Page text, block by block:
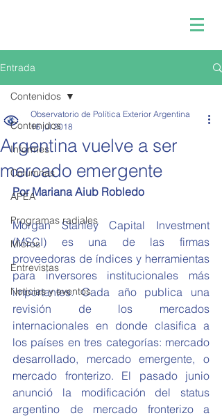
Entrada
Contenidos
Informes
Columnas
APEA
Programas radiales
Micros
Entrevistas
Noticias y eventos
Contenidos
Argentina vuelve a ser
mercado emergente
Observatorio de Política Exterior Argentina
16 jul 2018
Por Mariana Aiub Robledo
Morgan Stanley Capital Investment
(MSCI) es una de las firmas
proveedoras de índices y herramientas
para inversores institucionales más
importantes. Cada año publica una
revisión de los mercados
internacionales en donde clasifica a
los países en tres categorías: mercado
desarrollado, mercado emergente, o
mercado fronterizo. El pasado junio
anunció la modificación del status
argentino de mercado fronterizo a